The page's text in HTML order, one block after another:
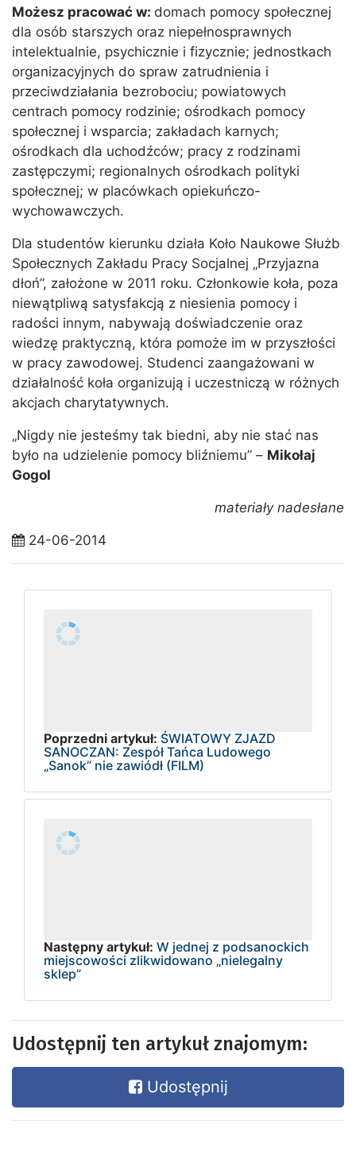
Możesz pracować w: domach pomocy społecznej
dla osób starszych oraz niepełnosprawnych
intelektualnie, psychicznie i fizycznie; jednostkach
organizacyjnych do spraw zatrudnienia i
przeciwdziałania bezrobociu; powiatowych
centrach pomocy rodzinie; ośrodkach pomocy
społecznej i wsparcia; zakładach karnych;
ośrodkach dla uchodźców; pracy z rodzinami
zastępczymi; regionalnych ośrodkach polityki
społecznej; w placówkach opiekuńczo-
wychowawczych.
Dla studentów kierunku działa Koło Naukowe Służb
Społecznych Zakładu Pracy Socjalnej „Przyjazna
dłoń”, założone w 2011 roku. Członkowie koła, poza
niewątpliwą satysfakcją z niesienia pomocy i
radości innym, nabywają doświadczenie oraz
wiedzę praktyczną, która pomoże im w przyszłości
w pracy zawodowej. Studenci zaangażowani w
działalność koła organizują i uczestniczą w różnych
akcjach charytatywnych.
„Nigdy nie jesteśmy tak biedni, aby nie stać nas
było na udzielenie pomocy bliźniemu” – Mikołaj
Gogol
materiały nadesłane
24-06-2014
Poprzedni artykuł: ŚWIATOWY ZJAZD
SANOCZAN: Zespół Tańca Ludowego
„Sanok” nie zawiódł (FILM)
Następny artykuł: W jednej z podsanockich
miejscowości zlikwidowano „nielegalny
sklep”
Udostępnij ten artykuł znajomym:
Udostępnij